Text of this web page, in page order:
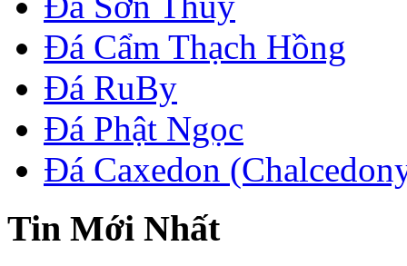
Đá Cẩm Thạch Hồng
Đá RuBy
Đá Phật Ngọc
Đá Caxedon
Tin Mới Nhất